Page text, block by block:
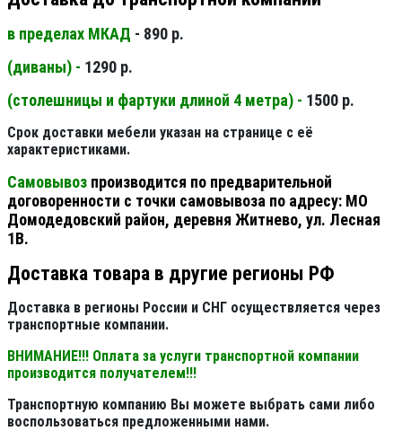
в пределах МКАД - 890 р.
(диваны) - 1290 р.
(столешницы и фартуки длиной 4 метра) - 1500 р.
Срок доставки мебели указан на странице с её
характеристиками.
Самовывоз производится по предварительной
договоренности с точки самовывоза по адресу: МО
Домодедовский район, деревня Житнево, ул. Лесная
1В.
Доставка товара в другие регионы РФ
Доставка в регионы России и СНГ осуществляется через
транспортные компании.
ВНИМАНИЕ!!! Оплата за услуги транспортной компании
производится получателем!!!
Транспортную компанию Вы можете выбрать сами либо
воспользоваться предложенными нами.